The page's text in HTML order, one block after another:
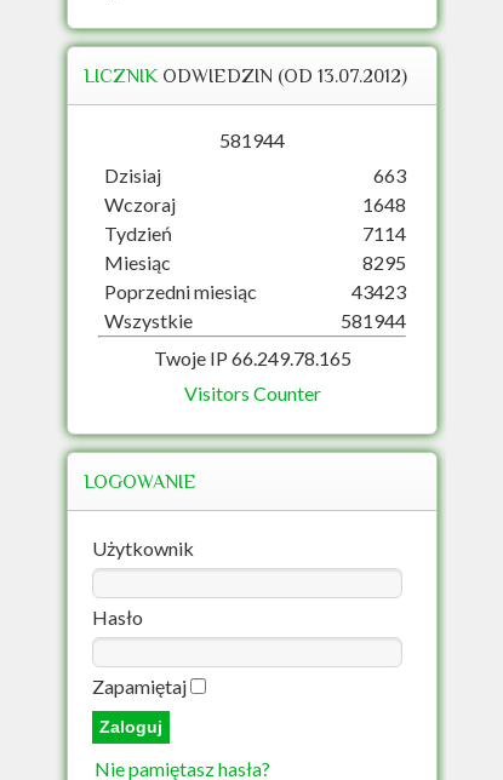
LICZNIK ODWIEDZIN (OD 13.07.2012)
581944
Dzisiaj
Wczoraj
Tydzień
Miesiąc
Poprzedni miesiąc
Wszystkie
663
1648
7114
8295
43423
581944
Twoje IP 66.249.78.165
Visitors Counter
LOGOWANIE
Użytkownik
Hasło
Zapamiętaj
Nie pamiętasz hasła?